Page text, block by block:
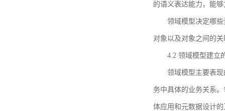
的语义表达能力，能
领域模型决定哪
对象以及对象之间的
4.2 领域模型建立
领域模型主要表
务中具体的业务关系
体应用和元数据设计